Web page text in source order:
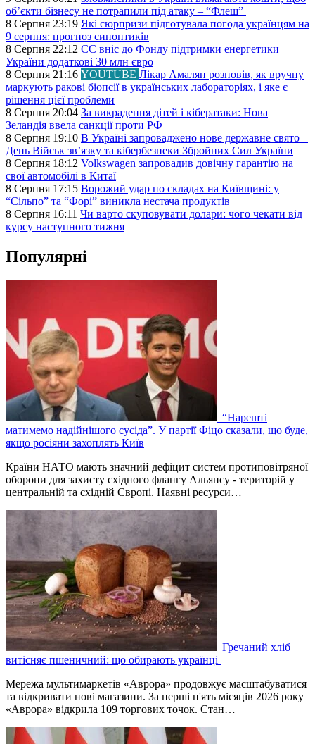
об’єкти бізнесу не потрапили під атаку – “Флеш”
8 Серпня 23:19 Які сюрпризи підготувала погода українцям на
9 серпня: прогноз синоптиків
8 Серпня 22:12 ЄС вніс до Фонду підтримки енергетики
України додаткові 30 млн євро
8 Серпня 21:16 YOUTUBE Лікар Амалян розповів, як вручну
маркують ракові біопсії в українських лабораторіях, і яке є
рішення цієї проблеми
8 Серпня 20:04 За викрадення дітей і кібератаки: Нова
Зеландія ввела санкції проти РФ
8 Серпня 19:10 В Україні запроваджено нове державне свято –
День Військ звʼязку та кібербезпеки Збройних Сил України
8 Серпня 18:12 Volkswagen запровадив довічну гарантію на
свої автомобілі в Китаї
8 Серпня 17:15 Ворожий удар по складах на Київщині: у
“Сільпо” та “Форі” виникла нестача продуктів
8 Серпня 16:11 Чи варто скуповувати долари: чого чекати від
курсу наступного тижня
Популярні
“Нарешті
матимемо надійнішого сусіда”. У партії Фіцо сказали, що буде,
якщо росіяни захоплять Київ
Країни НАТО мають значний дефіцит систем протиповітряної
оборони для захисту східного флангу Альянсу - територій у
центральній та східній Європі. Наявні ресурси…
Гречаний хліб
витісняє пшеничний: що обирають українці
Мережа мультимаркетів «Аврора» продовжує масштабуватися
та відкривати нові магазини. За перші п'ять місяців 2026 року
«Аврора» відкрила 109 торгових точок. Стан…